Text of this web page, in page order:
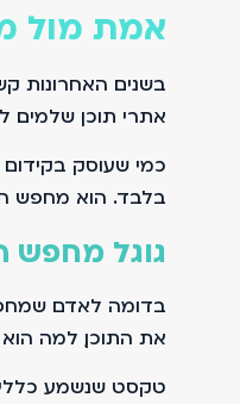
אמת מול
בשנים האחרונות
אתרי תוכן שלמים.
בלבד. הוא מחפש
גוגל מחפש
בדומה לאדם
את התוכן, למה הוא
טקסט שנשמע